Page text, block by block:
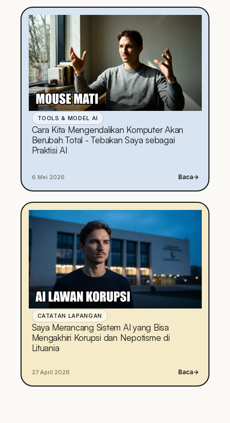
TOOLS & MODEL AI
Cara Kita Mengendalikan Komputer Akan
Berubah Total - Tebakan Saya sebagai
Praktisi AI
6 Mei 2026 Baca→
CATATAN LAPANGAN
Saya Merancang Sistem AI yang Bisa
Mengakhiri Korupsi dan Nepotisme di
Lituania
27 April 2026 Baca→